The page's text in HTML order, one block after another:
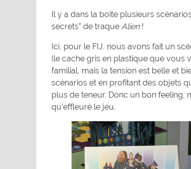
Il y a dans la boite plusieurs
secrets” de traque Alien !
Ici, pour le FIJ, nous avons fait un
(le cache gris en plastique que vous
familial, mais la tension est belle et
scénarios et en profitant des objets
plus de teneur. Donc un bon feeling,
qu’effleuré le jeu.